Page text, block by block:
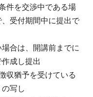
件を交渉中である場
受付期間中に提出で
合は、開講前までに
成し提出
猶予を受けている
写し